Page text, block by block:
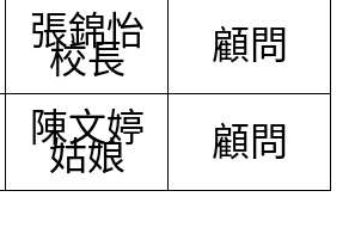
張錦怡
校長 顧問
陳文婷
姑娘 顧問